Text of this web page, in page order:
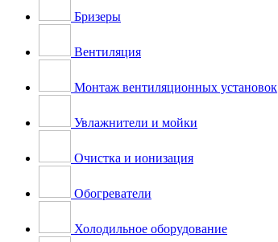
Бризеры
Вентиляция
Монтаж вентиляционных установок
Увлажнители и мойки
Очистка и ионизация
Обогреватели
Холодильное оборудование